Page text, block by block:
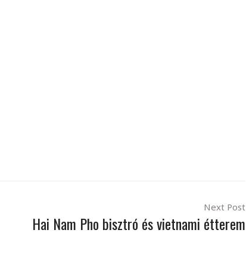
Next Post
Hai Nam Pho bisztró és vietnami étterem